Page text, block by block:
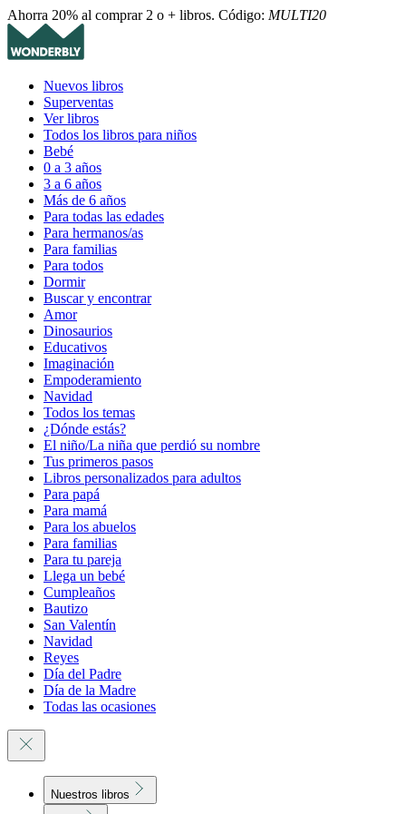
Ahorra 20% al comprar 2 o + libros. Código: MULTI20
Nuevos libros
Superventas
Ver libros
Todos los libros para niños
Bebé
0 a 3 años
3 a 6 años
Más de 6 años
Para todas las edades
Para hermanos/as
Para familias
Para todos
Dormir
Buscar y encontrar
Amor
Dinosaurios
Educativos
Imaginación
Empoderamiento
Navidad
Todos los temas
¿Dónde estás?
El niño/La niña que perdió su nombre
Tus primeros pasos
Libros personalizados para adultos
Para papá
Para mamá
Para los abuelos
Para familias
Para tu pareja
Llega un bebé
Cumpleaños
Bautizo
San Valentín
Navidad
Reyes
Día del Padre
Día de la Madre
Todas las ocasiones
Nuestros libros